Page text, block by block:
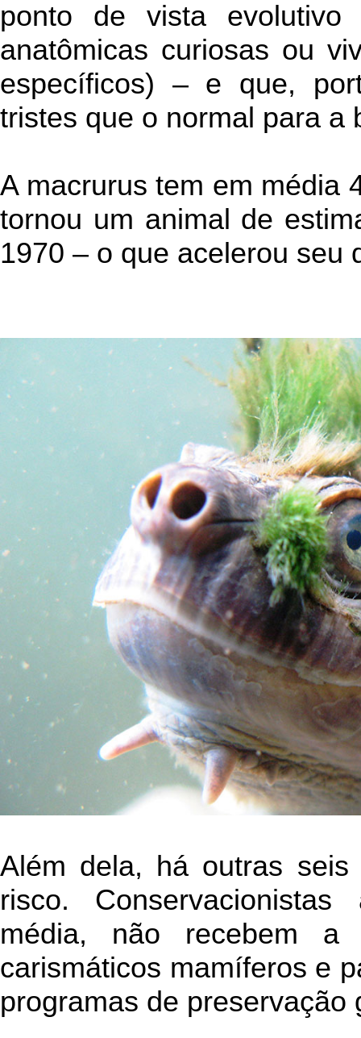
ponto de vista evolutivo
anatômicas curiosas ou
específicos) – e que,
tristes que o normal para a
A macrurus tem em média
tornou um animal de
1970 – o que acelerou seu
Além dela, há outras seis
risco.
média, não recebem
carismáticos mamíferos e
programas de preservação